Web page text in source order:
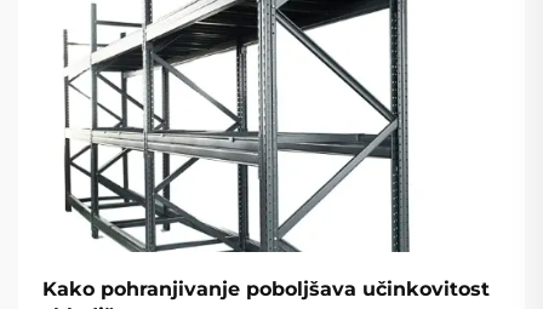
Kako pohranjivanje poboljšava učinkovitost